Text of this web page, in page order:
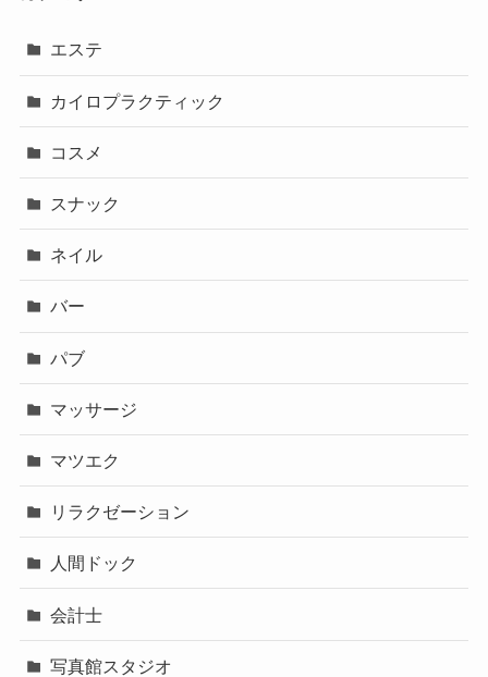
エステ
カイロプラクティック
コスメ
スナック
ネイル
バー
パブ
マッサージ
マツエク
リラクゼーション
人間ドック
会計士
写真館スタジオ